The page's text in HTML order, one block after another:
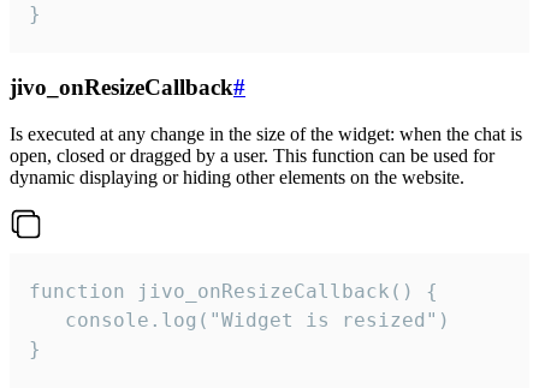
}
jivo_onResizeCallback#
Is executed at any change in the size of the widget: when the chat is
open, closed or dragged by a user. This function can be used for
dynamic displaying or hiding other elements on the website.
function jivo_onResizeCallback() {
   console.log("Widget is resized")
}